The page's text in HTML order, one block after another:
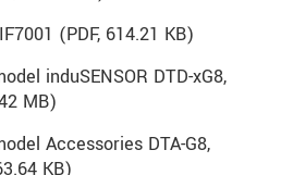
(PDF, 614.21 KB)
induSENSOR DTD-xG8,
MB)
Accessories DTA-G8,
KB)